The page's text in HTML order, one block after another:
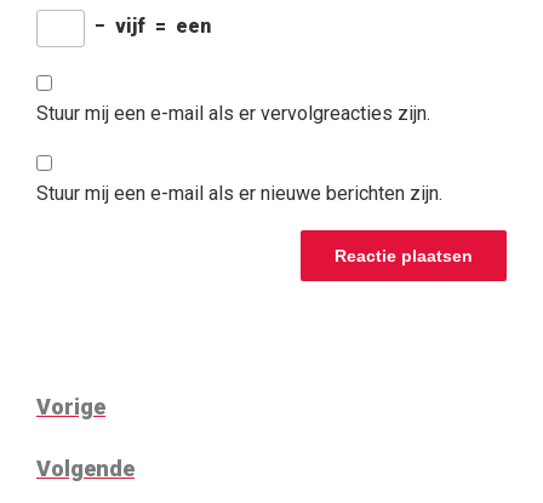
− vijf = een
Stuur mij een e-mail als er vervolgreacties zijn.
Stuur mij een e-mail als er nieuwe berichten zijn.
BERICHTNAVIGATIE
Vorig
Vorige
Volgend
Volgende